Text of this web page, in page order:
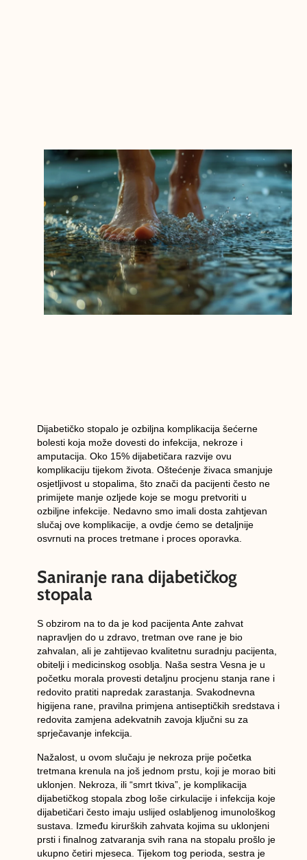
Dijabetičko stopalo je ozbiljna komplikacija šećerne
bolesti koja može dovesti do infekcija, nekroze i
amputacija. Oko 15% dijabetičara razvije ovu
komplikaciju tijekom života. Oštećenje živaca smanjuje
osjetljivost u stopalima, što znači da pacijenti često ne
primijete manje ozljede koje se mogu pretvoriti u
ozbiljne infekcije. Nedavno smo imali dosta zahtjevan
slučaj ove komplikacije, a ovdje ćemo se detaljnije
osvrnuti na proces tretmane i proces oporavka.
Saniranje rana dijabetičkog
stopala
S obzirom na to da je kod pacijenta Ante zahvat
napravljen do u zdravo, tretman ove rane je bio
zahvalan, ali je zahtijevao kvalitetnu suradnju pacijenta,
obitelji i medicinskog osoblja. Naša sestra Vesna je u
početku morala provesti detaljnu procjenu stanja rane i
redovito pratiti napredak zarastanja. Svakodnevna
higijena rane, pravilna primjena antiseptičkih sredstava i
redovita zamjena adekvatnih zavoja ključni su za
sprječavanje infekcija.
Nažalost, u ovom slučaju je nekroza prije početka
tretmana krenula na još jednom prstu, koji je morao biti
uklonjen. Nekroza, ili “smrt tkiva”, je komplikacija
dijabetičkog stopala zbog loše cirkulacije i infekcija koje
dijabetičari često imaju uslijed oslabljenog imunološkog
sustava. Između kirurških zahvata kojima su uklonjeni
prsti i finalnog zatvaranja svih rana na stopalu prošlo je
ukupno četiri mjeseca. Tijekom tog perioda, sestra je